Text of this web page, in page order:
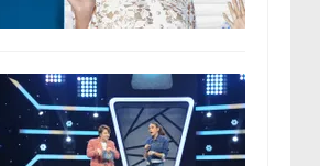
EMagazine
Photo
Infographic
Góc ảnh